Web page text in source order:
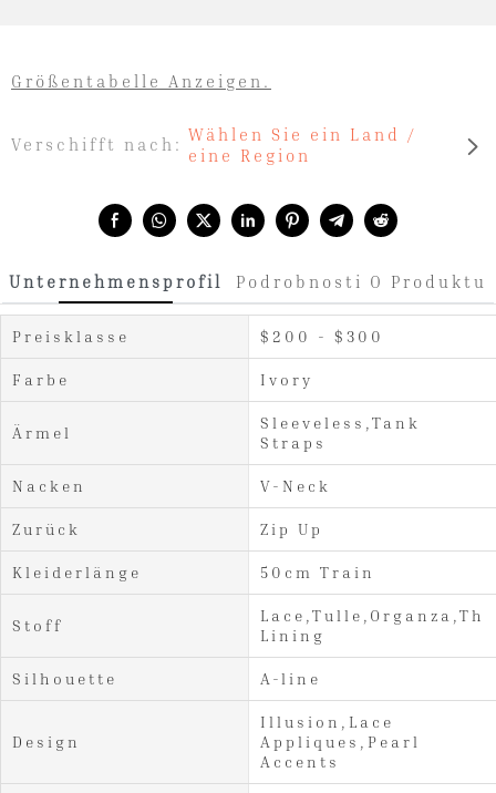
Verschifft nach:
Wählen Sie ein Land /
eine Region
Größentabelle Anzeigen.
Unternehmensprofil Podrobnosti O Produktu
Preisklasse $200 - $300
Farbe Ivory
Ärmel
Sleeveless,Tank
Straps
Nacken V-Neck
Zurück Zip Up
Kleiderlänge 50cm Train
Stoff
Lining
Silhouette A-line
Design
Illusion,Lace
Appliques,Pearl
Accents